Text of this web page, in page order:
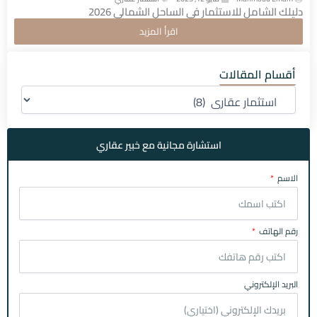
دليلك الشامل للاستثمار في الساحل الشمالي 2026
اقرأ المزيد
أقسام المقالات
اقسام
المقالات
استشارة مجانية مع خبير عقاري
الاسم
رقم الهاتف
البريد الإلكتروني